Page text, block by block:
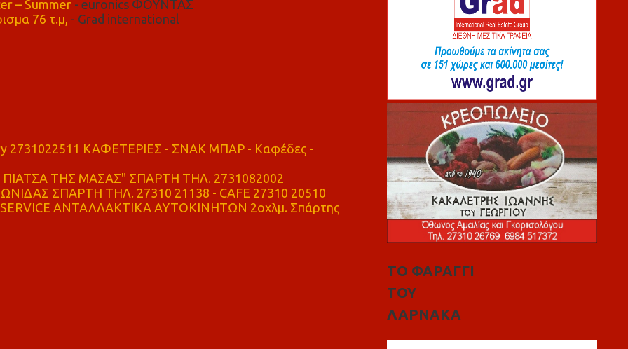
– Summer- euronics ΦΟΥΝΤΑΣ
76 τ.μ, - Grad international
2731022511 ΚΑΦΕΤΕΡΙΕΣ - ΣΝΑΚ ΜΠΑΡ - Καφέδες -
ΤΗΣ ΜΑΣΑΣ" ΣΠΑΡΤΗ ΤΗΛ. 2731082002
ΣΠΑΡΤΗ ΤΗΛ. 27310 21138 - CAFE 27310 20510
ΑΝΤΑΛΛΑΚΤΙΚΑ ΑΥΤΟΚΙΝΗΤΩΝ 2οχλμ. Σπάρτης
ΤΟ ΦΑΡΑΓΓΙ
ΤΟΥ
ΛΑΡΝΑΚΑ